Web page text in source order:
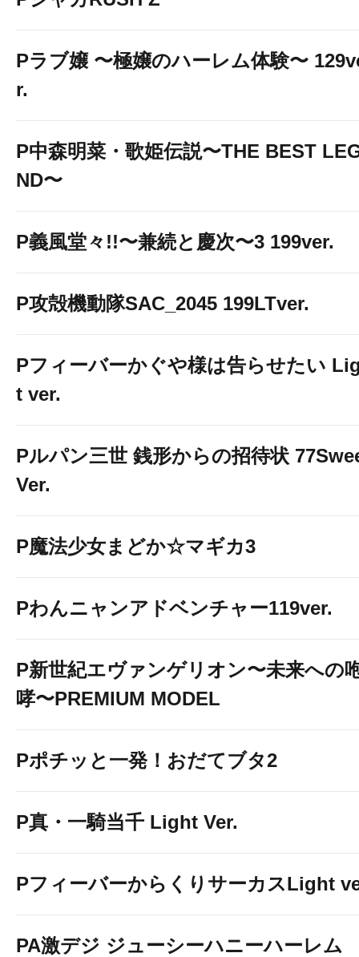
Pラブ嬢 〜極嬢のハーレム体験〜
r.
P中森明菜・歌姫伝説〜THE BEST
ND〜
P義風堂々!!〜兼続と慶次〜3 199ver.
P攻殻機動隊SAC_2045 199LTver.
Pフィーバーかぐや様は告らせたい
t ver.
Pルパン三世 銭形からの招待状
Ver.
P魔法少女まどか☆マギカ3
Pわんニャンアドベンチャー119ver.
P新世紀エヴァンゲリオン〜未来への
哮〜PREMIUM MODEL
Pポチッと一発！おだてブタ2
P真・一騎当千 Light Ver.
PフィーバーからくりサーカスLight
PA激デジ ジューシーハニーハーレム